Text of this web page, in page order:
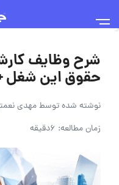
شرح وظایف
حقوق این شغل +
نوشته شده توسطمهدی
زمان مطالعه: 6دقیقه